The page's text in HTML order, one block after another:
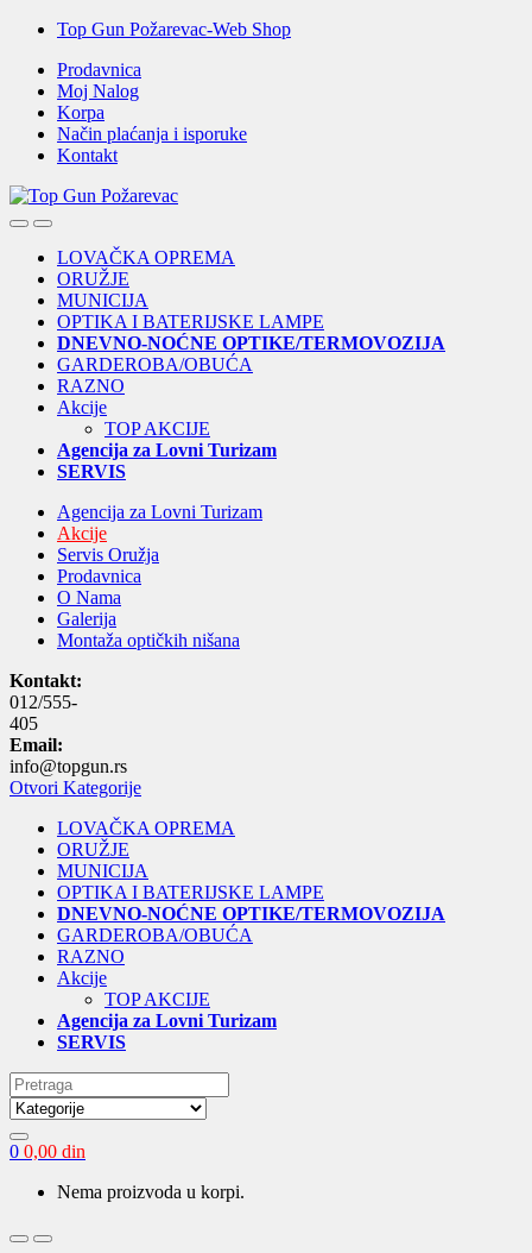
Skip
navigation
Skip
content
Top Gun Požarevac-Web Shop
Prodavnica
Moj Nalog
Korpa
Način plaćanja i isporuke
Kontakt
OpenClose
LOVAČKA OPREMA
ORUŽJE
MUNICIJA
OPTIKA I BATERIJSKE LAMPE
DNEVNO-NOĆNE OPTIKE/TERMOVOZIJA
GARDEROBA/OBUĆA
RAZNO
Akcije
TOP AKCIJE
Agencija za Lovni Turizam
SERVIS
Agencija za Lovni Turizam
Akcije
Servis Oružja
Prodavnica
O Nama
Galerija
Montaža optičkih nišana
Kontakt:
012/555-
405
Email:
info@topgun.rs
Otvori Kategorije
LOVAČKA OPREMA
ORUŽJE
MUNICIJA
OPTIKA I BATERIJSKE LAMPE
DNEVNO-NOĆNE OPTIKE/TERMOVOZIJA
GARDEROBA/OBUĆA
RAZNO
Akcije
TOP AKCIJE
Agencija za Lovni Turizam
SERVIS
Search
for:
0 0,00 din
Nema proizvoda u korpi.
OpenClose